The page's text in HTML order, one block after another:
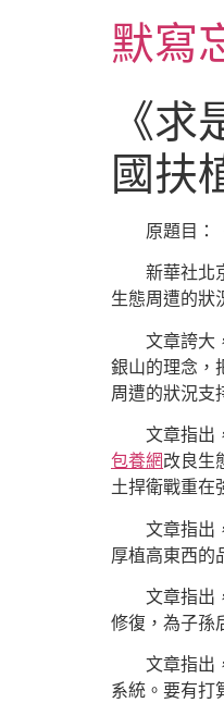
默寫
《
國扶
原題目：
新華社北
生態周遭的狀
文章誇大
銀山的理念，
周遭的狀況支
文章指出
包養網改良生
土捍衛戰重在
文章指出
厚植高東西的
文章指出
修復，為子孫
文章指出
系統。要有打